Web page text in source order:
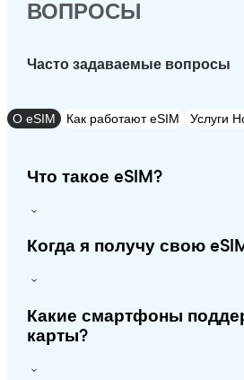
ВОПРОСЫ
Часто задаваемые вопросы
О eSIM Как работают eSIM Услуги
Что такое eSIM?
Когда я получу свою
Какие смартфоны
карты?